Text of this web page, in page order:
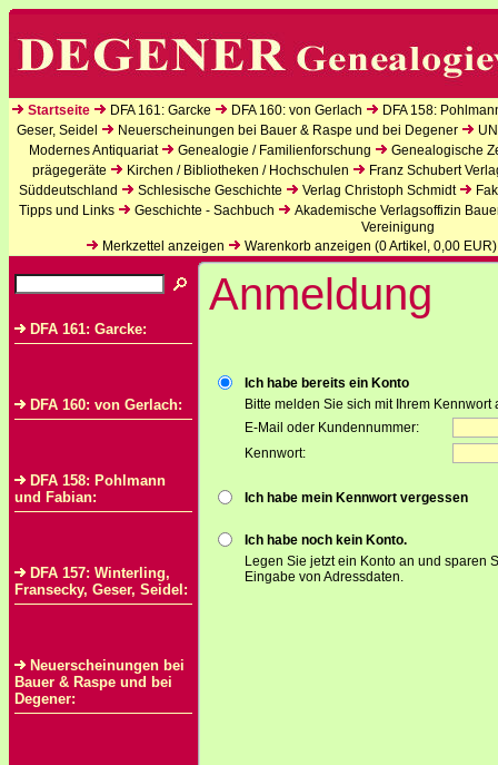
Startseite DFA 161: Garcke DFA 160: von Gerlach
DFA 158:
Geser, Seidel
Neuerscheinungen bei Bauer & Raspe und bei Degener
Modernes Antiquariat
Genealogie / Familienforschung
Genealogische
prägegeräte
Kirchen / Bibliotheken / Hochschulen
Franz Schubert
Süddeutschland
Schlesische Geschichte Verlag Christoph Schmidt
Tipps und Links
Geschichte - Sachbuch
Akademische Verlagsoffizin
Vereinigung
Merkzettel anzeigen
Warenkorb anzeigen (0Artikel, 0,00 EUR)
DFA 161: Garcke:
DFA 160: von Gerlach:
DFA 158: Pohlmann
und Fabian:
DFA 157: Winterling,
Fransecky, Geser, Seidel:
Neuerscheinungen bei
Bauer & Raspe und bei
Degener:
Anmeldung
Ich habe bereits ein Konto
Bitte melden Sie sich mit Ihrem Kennwort
E-Mail oder Kundennummer:
Kennwort:
Ich habe mein Kennwort vergessen
Ich habe noch kein Konto.
Legen Sie jetzt ein Konto an und sparen
Eingabe von Adressdaten.